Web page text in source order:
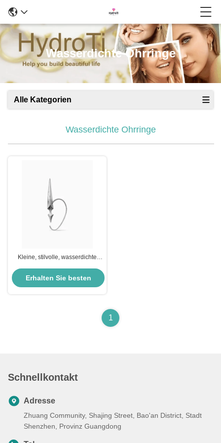
Wasserdichte Ohrringe
Alle Kategorien
Wasserdichte Ohrringe
Kleine, stilvolle, wasserdichte
Erhalten Sie besten
1
Schnellkontakt
Adresse
Zhuang Community, Shajing Street, Bao'an District, Stadt
Shenzhen, Provinz Guangdong